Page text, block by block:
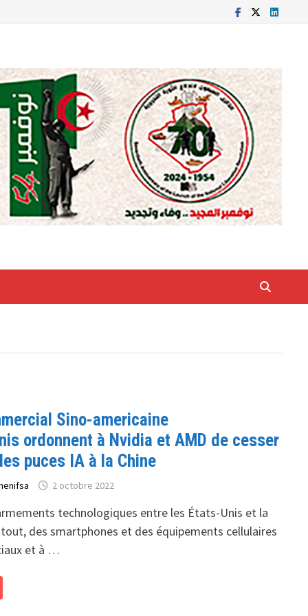
Sino-americaine
ordonnent à Nvidia et AMD de cesser
puces IA à la Chine
2 octobre 2022
technologiques entre les États-Unis et la
des smartphones et des équipements cellulaires
et à …